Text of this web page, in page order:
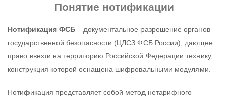
Понятие нотификации
Нотификация ФСБ – документальное разрешение органов
государственной безопасности (ЦЛСЗ ФСБ России), дающее
право ввезти на территорию Российской Федерации технику,
конструкция которой оснащена шифровальными модулями.
Нотификация представляет собой метод нетарифного